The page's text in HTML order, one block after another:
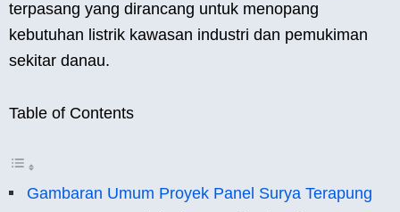
terpasang yang dirancang untuk menopang
kebutuhan listrik kawasan industri dan pemukiman
sekitar danau.
Table of Contents
Gambaran Umum Proyek Panel Surya Terapung